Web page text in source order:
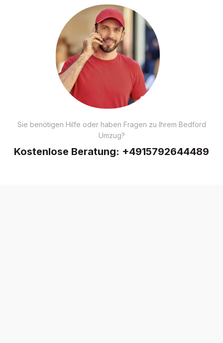
Sie benötigen Hilfe oder haben Fragen zu Ihrem Bedford
Umzug?
Kostenlose Beratung: +4915792644489